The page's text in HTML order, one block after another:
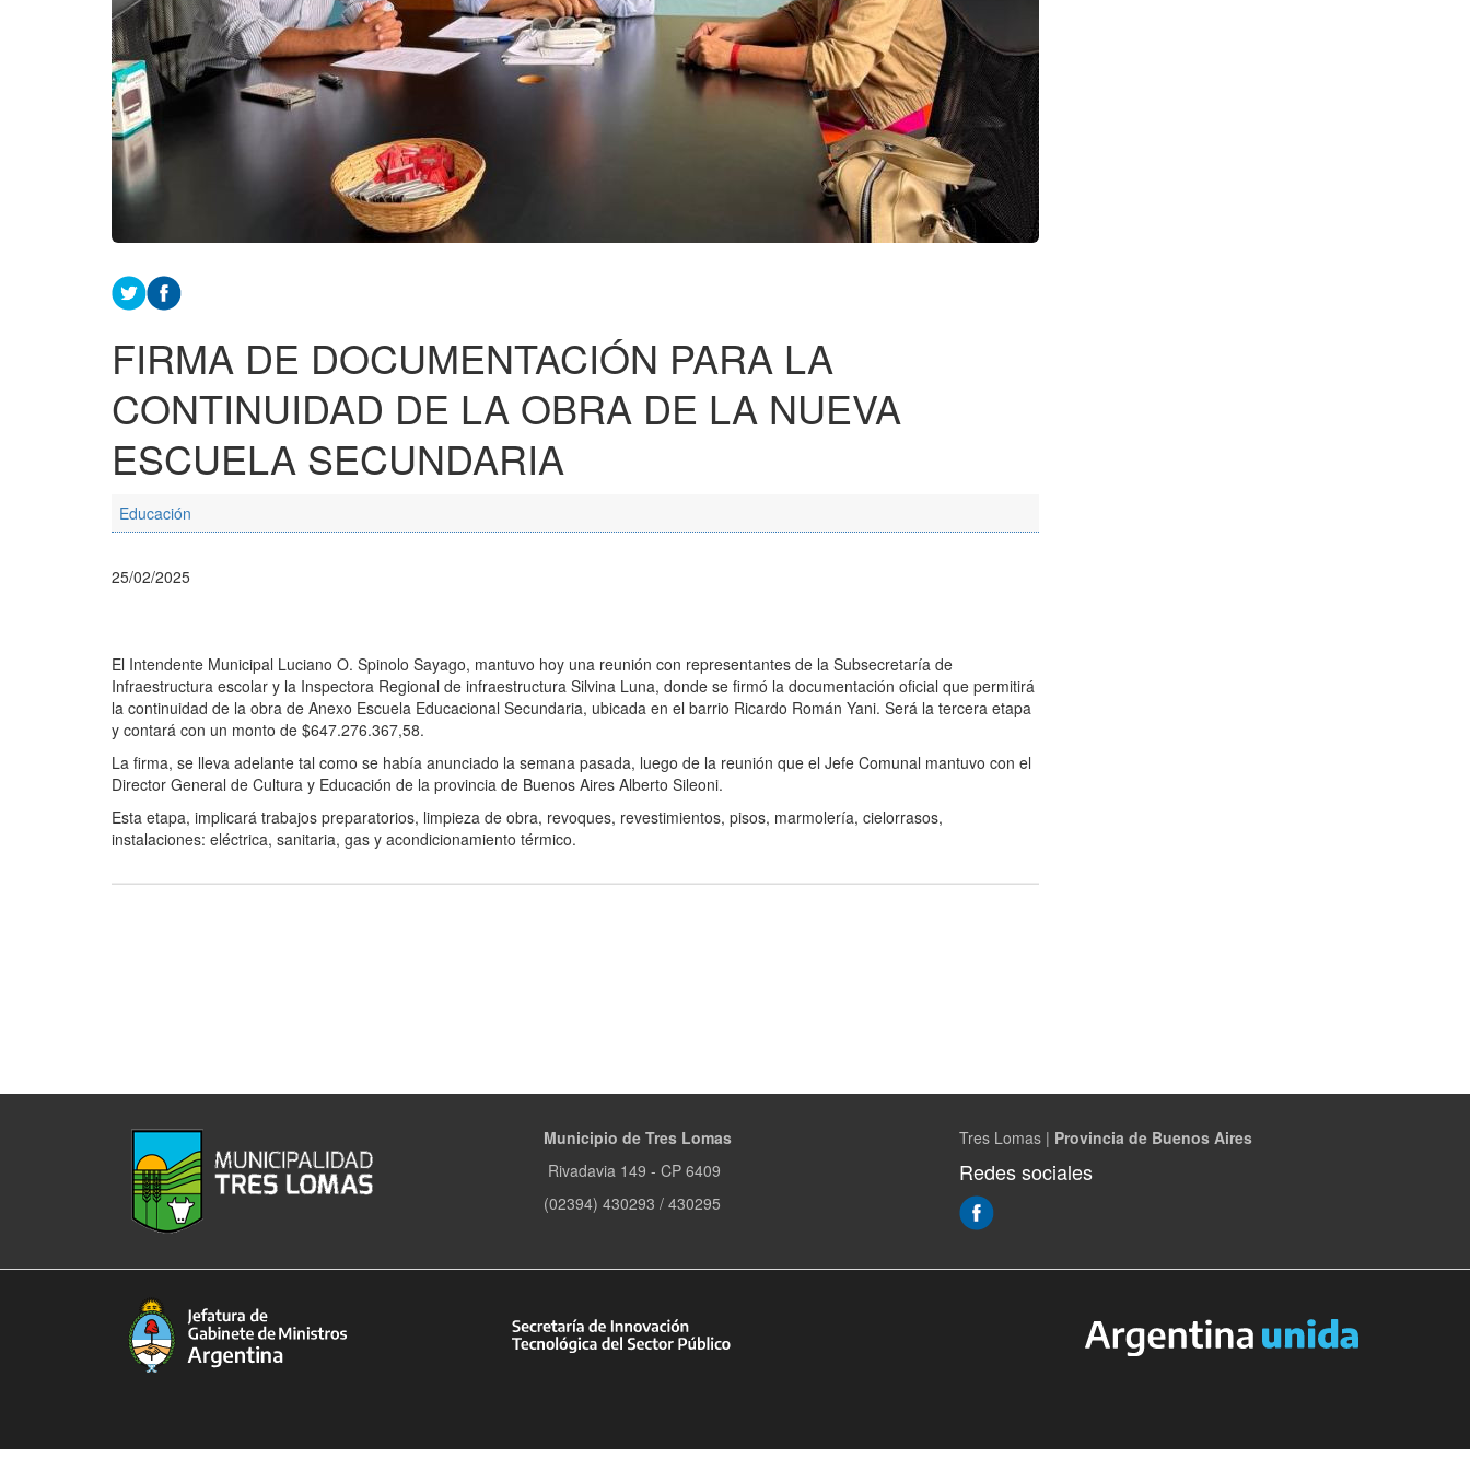
FIRMA DE DOCUMENTACIÓN PARA LA
CONTINUIDAD DE LA OBRA DE LA NUEVA
ESCUELA SECUNDARIA
Educación
25/02/2025
El Intendente Municipal Luciano O. Spinolo Sayago, mantuvo hoy una reunión con representantes de la Subsecretaría de
Infraestructura escolar y la Inspectora Regional de infraestructura Silvina Luna, donde se firmó la documentación oficial que permitirá
la continuidad de la obra de Anexo Escuela Educacional Secundaria, ubicada en el barrio Ricardo Román Yani. Será la tercera etapa
y contará con un monto de $647.276.367,58.
La firma, se lleva adelante tal como se había anunciado la semana pasada, luego de la reunión que el Jefe Comunal mantuvo con el
Director General de Cultura y Educación de la provincia de Buenos Aires Alberto Sileoni.
Esta etapa, implicará trabajos preparatorios, limpieza de obra, revoques, revestimientos, pisos, marmolería, cielorrasos,
instalaciones: eléctrica, sanitaria, gas y acondicionamiento térmico.
Municipio de Tres Lomas
Rivadavia 149 - CP 6409
(02394) 430293 / 430295
Tres Lomas | Provincia de Buenos Aires
Redes sociales